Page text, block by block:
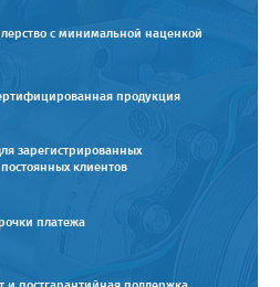
с минимальной наценкой
продукция
зарегистрированных
клиентов
платежа